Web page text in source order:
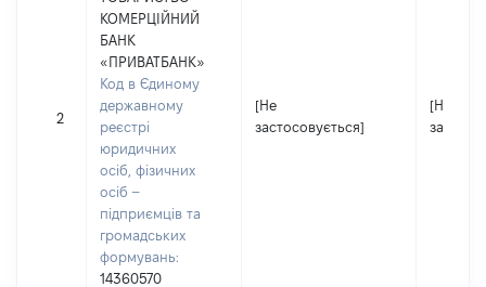
2
КОМЕРЦІЙНИЙ
БАНК
«ПРИВАТБАНК»
Код в Єдиному
державному
реєстрі
юридичних
осіб, фізичних
осіб –
підприємців та
громадських
формувань:
14360570
[Не
застосовується]
[Не